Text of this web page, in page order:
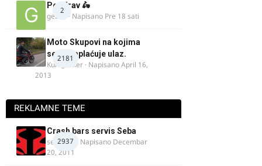
2
Pozdrav 🛵
gebec · Napisano Pre 18 sati
2181
Moto Skupovi na kojima
se ne naplaćuje ulaz.
Kum_Mixer · NapisanoApril 16,
2013
REKLAMNE TEME
2937
Crash bars servis Seba
seba011 · Napisano Decembar
20, 2011